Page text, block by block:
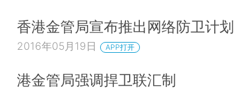
香港金管局宣布推出网络防卫计划
2016年05月19日 APP打开
港金管局强调捍卫联汇制